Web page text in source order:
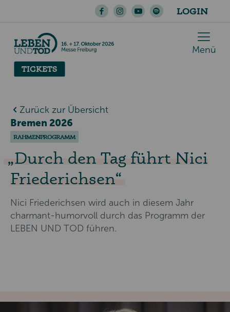
LOGIN
TICKETS
Menü
Zurück zur Übersicht
Bremen 2026
RAHMENPROGRAMM
Durch den Tag führt Nici
Friederichsen
Nici Friederichsen wird auch in diesem Jahr
charmant-humorvoll durch das Programm der
LEBEN UND TOD führen.